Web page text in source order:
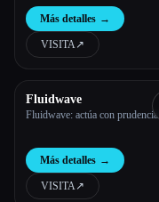
postularse a ellos
Más detalles →
VISITA↗︎
Fluidwave
Fluidwave: actúa con prudencia
Más detalles →
VISITA↗︎